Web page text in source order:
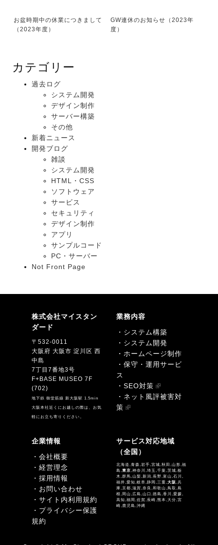
お盆時期中の休業につきまして
（2023年度）
GW連休のお知らせ（2023年
度）
カテゴリー
過去ログ
システム開発
デザイン制作
サーバー構築
その他
新着ニュース
開発ブログ
雑談
システム開発
HTML・CSS
ソフトウェア
サービス
セキュリティ
デザイン制作
アプリ
サンプルコード
PC・サーバー
Not Front Page
株式会社マイスタン
ダード
〒532-0011
大阪府 大阪市 淀川区 西
中島
7丁目7番地3号
F+BASE MUSEO 7F
(702)
地下鉄 御堂筋線 新大阪駅 1.5min
大阪本社近くにお越しの際は、お気
軽にお立ち寄りください。
業務内容
・システム構築
・システム開発
・ホームページ制作
・保守・運用サービ
ス
・SEO対策
・ネット風評被害対
策
企業情報
・会社概要
・経営理念
・採用情報
・お問い合わせ
・サイト内利用規約
・プライバシー保護
規約
サービス対応地域
（全国）
北海道,青森,岩手,宮城,秋田,山形,福
島,東京,神奈川,埼玉,千葉,茨城,栃
木,群馬,山梨,新潟,長野,富山,石川,
福井,愛知,岐阜,静岡,三重,大阪,兵
庫,京都,滋賀,奈良,和歌山,鳥取,島
根,岡山,広島,山口,徳島,香川,愛媛,
高知,福岡,佐賀,長崎,熊本,大分,宮
崎,鹿児島,沖縄